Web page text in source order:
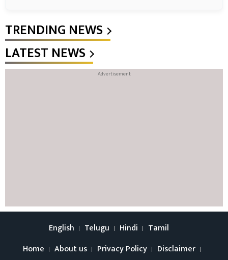
TRENDING NEWS
LATEST NEWS
English Telugu Hindi
Tamil
Home
About us Privacy Policy
Disclaimer